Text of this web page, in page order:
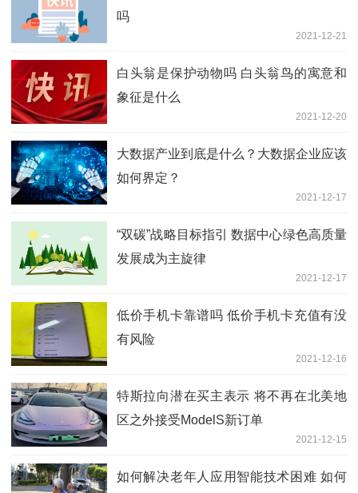
吗
2021-12-21
白头翁是保护动物吗 白头翁鸟的寓意和
象征是什么
2021-12-20
大数据产业到底是什么？大数据企业应该
如何界定？
2021-12-17
“双碳”战略目标指引 数据中心绿色高质量
发展成为主旋律
2021-12-17
低价手机卡靠谱吗 低价手机卡充值有没
有风险
2021-12-16
特斯拉向潜在买主表示 将不再在北美地
区之外接受ModelS新订单
2021-12-15
如何解决老年人应用智能技术困难 如何